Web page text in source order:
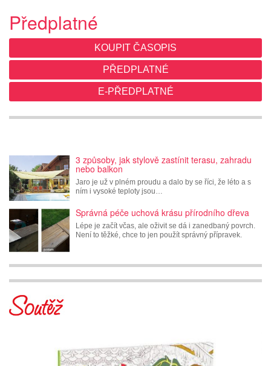
Předplatné
KOUPIT ČASOPIS
PŘEDPLATNÉ
E-PŘEDPLATNÉ
3 způsoby, jak stylově zastínit terasu, zahradu
nebo balkon
Jaro je už v plném proudu a dalo by se říci, že léto a s
ním i vysoké teploty jsou…
Správná péče uchová krásu přírodního dřeva
Lépe je začít včas, ale oživit se dá i zanedbaný povrch.
Není to těžké, chce to jen použít správný přípravek.